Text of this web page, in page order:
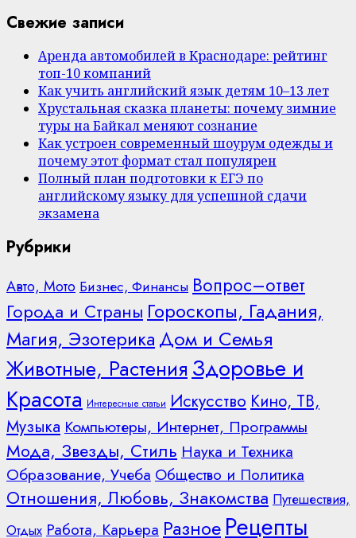
Свежие записи
Аренда автомобилей в Краснодаре: рейтинг
топ-10 компаний
Как учить английский язык детям 10–13 лет
Хрустальная сказка планеты: почему зимние
туры на Байкал меняют сознание
Как устроен современный шоурум одежды и
почему этот формат стал популярен
Полный план подготовки к ЕГЭ по
английскому языку для успешной сдачи
экзамена
Рубрики
Авто, Мото Бизнес, Финансы Вопрос–ответ
Города и Страны Гороскопы, Гадания,
Магия, Эзотерика Дом и Семья
Животные, Растения Здоровье и
Красота Интересные статьи Искусство Кино, ТВ,
Музыка Компьютеры, Интернет, Программы
Мода, Звезды, Стиль Наука и Техника
Образование, Учеба Общество и Политика
Отношения, Любовь, Знакомства Путешествия,
Отдых Работа, Карьера Разное Рецепты